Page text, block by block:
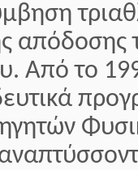
Από το